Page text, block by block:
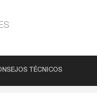
TÉCNICOS